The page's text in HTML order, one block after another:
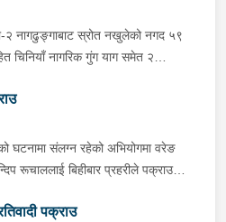
वितरण गरेको भन्ने खबर प्राप्त
खटिएको प्रहरीले उनलाई पक्राउ
आवश्यक अनुसन्धान गरिरहेको छ ।
२ नागढुङ्गाबाट स्रोत नखुलेको नगद ५९
चिनियाँ नागरिक गुंग याग समेत २
काठमाडौंतर्फ आउँदै गरेको ज.१ च
उक्त नगद फेला पारी स्कारपियोमा
। यस सम्बन्धमा प्रहरीले आवश्यक
घटनामा संलग्न रहेको अभियोगमा वरेङ
रूचाललाई बिहीबार प्रहरीले पक्राउ
खबर प्राप्त हुनासाथ इलाका प्रहरी
पक्राउ